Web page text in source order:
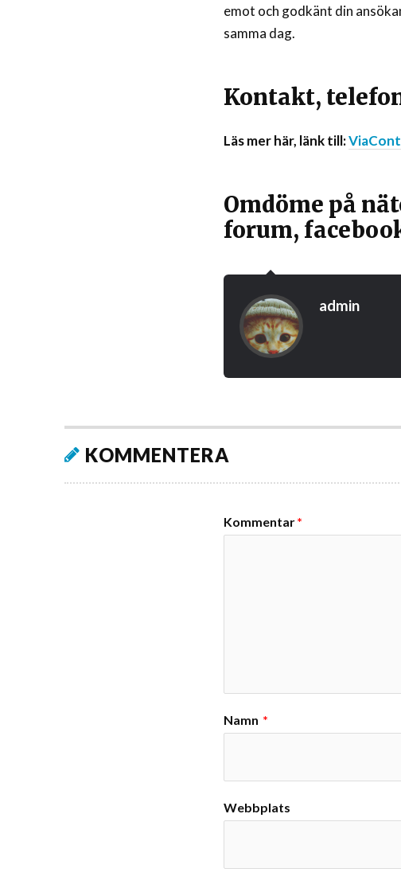
emot och godkänt din
samma dag.
Kontakt,
Läs mer här, länk till:
Omdöme på
forum,
admin
KOMMENTERA
Kommentar*
Namn *
Webbplats